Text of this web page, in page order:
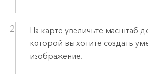
На карте увеличьте масштаб
которой вы хотите создать
изображение.